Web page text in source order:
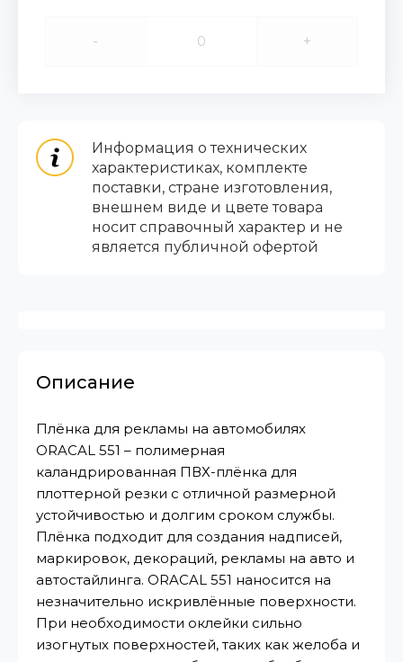
- +
Информация о технических
характеристиках, комплекте
поставки, стране изготовления,
внешнем виде и цвете товара
носит справочный характер и не
является публичной офертой
Описание
Плёнка для рекламы на автомобилях
ORACAL 551 – полимерная
каландрированная ПВХ-плёнка для
плоттерной резки с отличной размерной
устойчивостью и долгим сроком службы.
Плёнка подходит для создания надписей,
маркировок, декораций, рекламы на авто и
автостайлинга. ORACAL 551 наносится на
незначительно искривлённые поверхности.
При необходимости оклейки сильно
изогнутых поверхностей, таких как желоба и